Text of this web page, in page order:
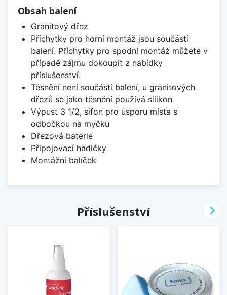
Obsah balení
Granitový dřez
Příchytky pro horní montáž jsou součástí
balení. Příchytky pro spodní montáž můžete v
případě zájmu dokoupit z nabídky
příslušenství.
Těsnění není součástí balení, u granitových
dřezů se jako těsnění používá silikon
Výpusť 3 1/2, sifon pro úsporu místa s
odbočkou na myčku
Dřezová baterie
Připojovací hadičky
Montážní balíček
Příslušenství 